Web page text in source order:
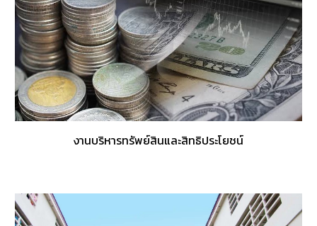
งานบริหารทรัพย์สินและสิทธิประโยชน์